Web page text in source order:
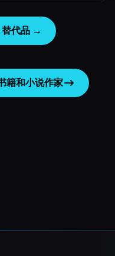
替代品 →
籍和小说作家